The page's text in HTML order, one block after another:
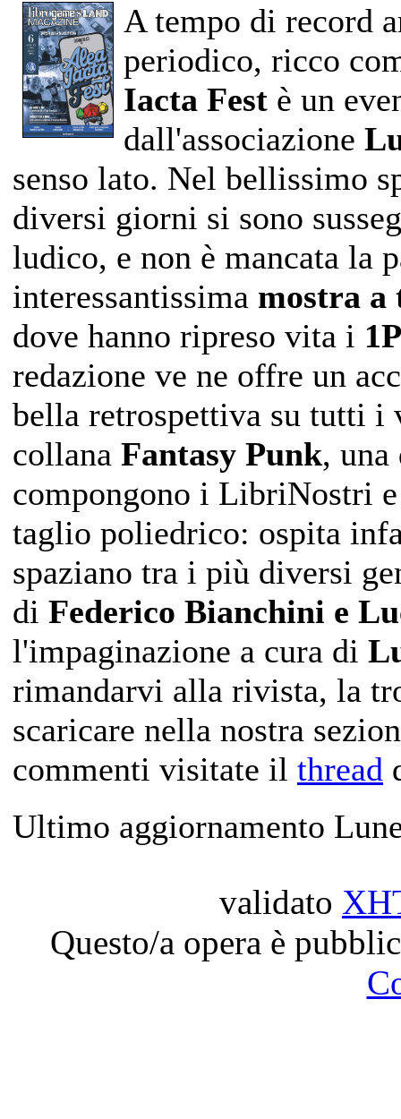
A tempo di record
periodico, ricco
Iacta Fest è un
dall'associazione
senso lato. Nel bellissimo
diversi giorni si sono
ludico, e non è mancata la
interessantissima mostra a
dove hanno ripreso vita i
redazione ve ne offre un
bella retrospettiva su tutti
collana Fantasy Punk,
compongono i LibriNostri
taglio poliedrico: ospita
spaziano tra i più diversi
di Federico Bianchini e
l'impaginazione a cura di
rimandarvi alla rivista, la
scaricare nella nostra
commenti visitate il thread
Ultimo aggiornamento
validato
Questo/a opera è